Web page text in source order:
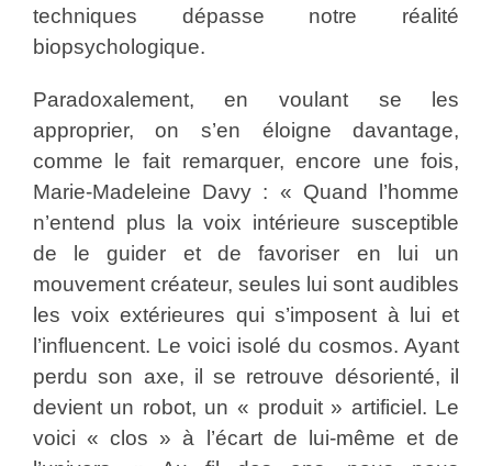
techniques dépasse notre réalité
biopsychologique.
Paradoxalement, en voulant se les
approprier, on s’en éloigne davantage,
comme le fait remarquer, encore une fois,
Marie-Madeleine Davy : « Quand l’homme
n’entend plus la voix intérieure susceptible
de le guider et de favoriser en lui un
mouvement créateur, seules lui sont audibles
les voix extérieures qui s’imposent à lui et
l’influencent. Le voici isolé du cosmos. Ayant
perdu son axe, il se retrouve désorienté, il
devient un robot, un « produit » artificiel. Le
voici « clos » à l’écart de lui-même et de